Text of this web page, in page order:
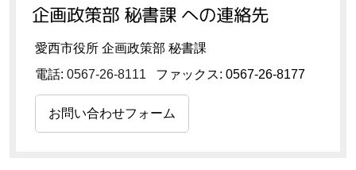
企画政策部 秘書課 への連絡先
愛西市役所 企画政策部 秘書課
電話: 0567-26-8111 ファックス: 0567-26-8177
お問い合わせフォーム